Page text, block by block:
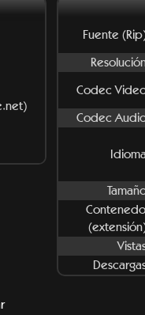
Fuente
Codec
Codec